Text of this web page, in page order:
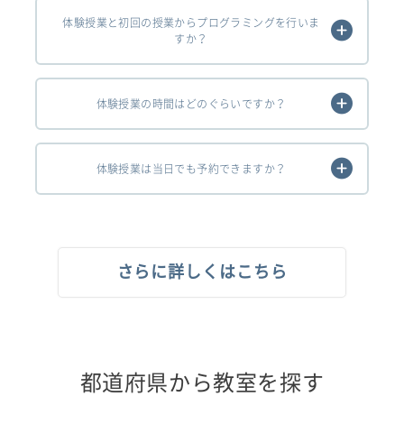
体験授業と初回の授業からプログラミングを行いま
すか？
体験授業の時間はどのぐらいですか？
体験授業は当日でも予約できますか？
さらに詳しくはこちら
都道府県から教室を探す